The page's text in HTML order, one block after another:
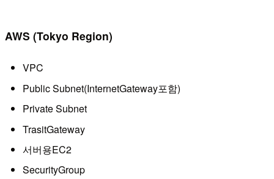
AWS (Tokyo Region)
VPC
Public Subnet(InternetGateway포함)
Private Subnet
TrasitGateway
서버용EC2
SecurityGroup